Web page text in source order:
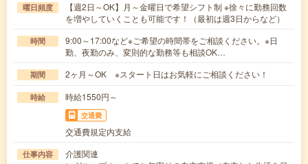
曜日頻度
【週2日～OK】月～金曜日で希望シフト制 ※徐々に勤務回数
を増やしていくことも可能です！（最初は週3日からなど）
時間
9:00～17:00など※ご希望の時間帯をご相談ください。※日
勤、夜勤のみ、変則的な勤務等も相談OK…
期間 2ヶ月～OK ※スタート日はお気軽にご相談ください！
時給 時給1550円～
交通費
交通費規定内支給
仕事内容
介護関連